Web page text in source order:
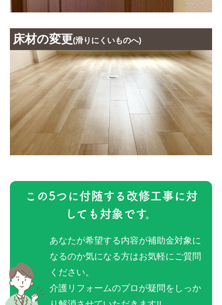
床材の変更(滑りにくいものへ)
この5つに付随する改修工事に対
しても対象です。
あなたが希望する内容が補助金対象に
なるのか気になる方はお気軽にご質問
ください。
介護リフォームのプロが疑問をしっか